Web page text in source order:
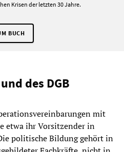
Krisen der letzten 30 Jahre.
BUCH
des DGB
mit
etwa ihr Vorsitzender in
politische Bildung gehört in